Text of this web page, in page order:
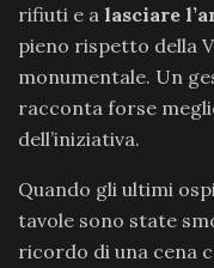
rifiuti e a lasciare
pieno rispetto della
monumentale. Un
racconta forse
dell’iniziativa.
Quando gli ultimi
tavole sono state
ricordo di una cena